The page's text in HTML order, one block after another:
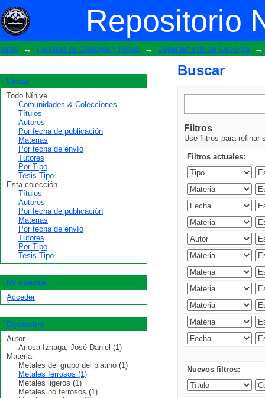
Repositorio
Buscar
Inicio → Facultad de Geología y Minas → Departamento de Geología →
Buscar
Filtros
Use filtros para refinar
Filtros actuales:
Nuevos filtros:
Listar
Todo Nínive
Comunidades & Colecciones
Títulos
Autores
Por fecha de publicación
Materias
Por fecha de envío
Tutores
Por Tipo
Tesis Tipo
Esta colección
Títulos
Autores
Por fecha de publicación
Materias
Por fecha de envío
Tutores
Por Tipo
Tesis Tipo
Mi cuenta
Acceder
Descubre
Autor
Ariosa Iznaga, José Daniel (1)
Materia
Metales del grupo del platino (1)
Metales ferrosos (1)
Metales ligeros (1)
Metales no ferrosos (1)